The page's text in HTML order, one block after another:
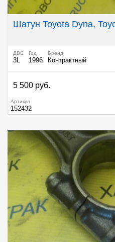
Шатун Toyota Dyna,
ДВС
3L
Год
1996
Бренд
Контрактный
5 500 руб.
Артикул
152432